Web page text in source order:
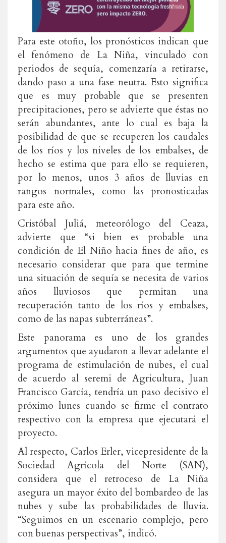
Para este otoño, los pronósticos indican que
el fenómeno de La Niña, vinculado con
periodos de sequía, comenzaría a retirarse,
dando paso a una fase neutra. Esto significa
que es muy probable que se presenten
precipitaciones, pero se advierte que éstas no
serán abundantes, ante lo cual es baja la
posibilidad de que se recuperen los caudales
de los ríos y los niveles de los embalses, de
hecho se estima que para ello se requieren,
por lo menos, unos 3 años de lluvias en
rangos normales, como las pronosticadas
para este año.
Cristóbal Juliá, meteorólogo del Ceaza,
advierte que “si bien es probable una
condición de El Niño hacia fines de año, es
necesario considerar que para que termine
una situación de sequía se necesita de varios
años lluviosos que permitan una
recuperación tanto de los ríos y embalses,
como de las napas subterráneas”.
Este panorama es uno de los grandes
argumentos que ayudaron a llevar adelante el
programa de estimulación de nubes, el cual
de acuerdo al seremi de Agricultura, Juan
Francisco García, tendría un paso decisivo el
próximo lunes cuando se firme el contrato
respectivo con la empresa que ejecutará el
proyecto.
Al respecto, Carlos Erler, vicepresidente de la
Sociedad Agrícola del Norte (SAN),
considera que el retroceso de La Niña
asegura un mayor éxito del bombardeo de las
nubes y sube las probabilidades de lluvia.
“Seguimos en un escenario complejo, pero
con buenas perspectivas”, indicó.